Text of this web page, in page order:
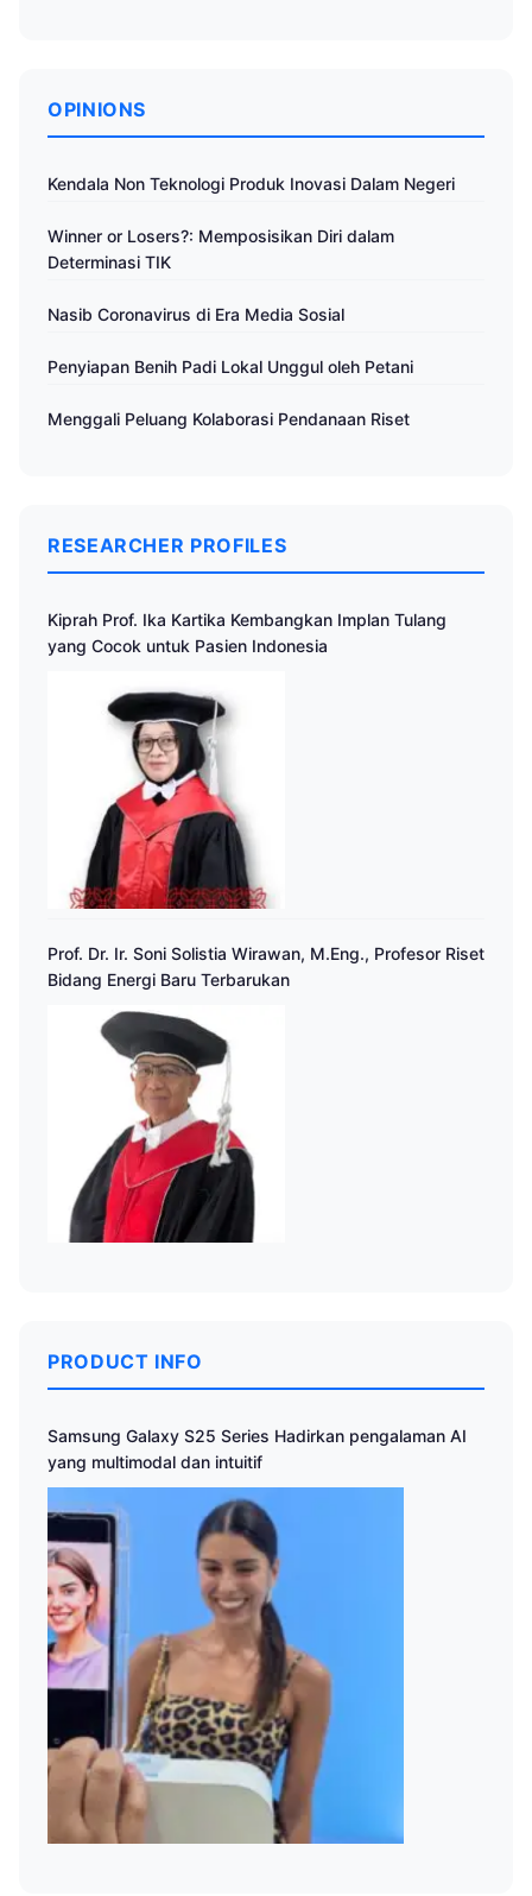
OPINIONS
Kendala Non Teknologi Produk Inovasi Dalam Negeri
Winner or Losers?: Memposisikan Diri dalam
Determinasi TIK
Nasib Coronavirus di Era Media Sosial
Penyiapan Benih Padi Lokal Unggul oleh Petani
Menggali Peluang Kolaborasi Pendanaan Riset
RESEARCHER PROFILES
Kiprah Prof. Ika Kartika Kembangkan Implan Tulang
yang Cocok untuk Pasien Indonesia
Prof. Dr. Ir. Soni Solistia Wirawan, M.Eng., Profesor Riset
Bidang Energi Baru Terbarukan
PRODUCT INFO
Samsung Galaxy S25 Series Hadirkan pengalaman AI
yang multimodal dan intuitif